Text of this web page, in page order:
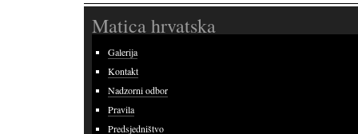
Matica hrvatska
Galerija
Kontakt
Nadzorni odbor
Pravila
Predsjedništvo